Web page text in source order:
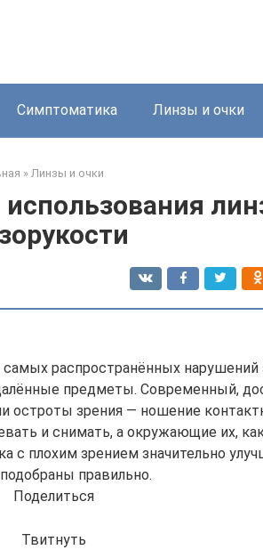
Симптоматика Линзы и очки
» Линзы и очки
самых распространённых нарушений
предметы. Современный,
остроты зрения — ношение
и снимать, а окружающие их,
с плохим зрением значительно
правильно.
Поделиться
Твитнуть